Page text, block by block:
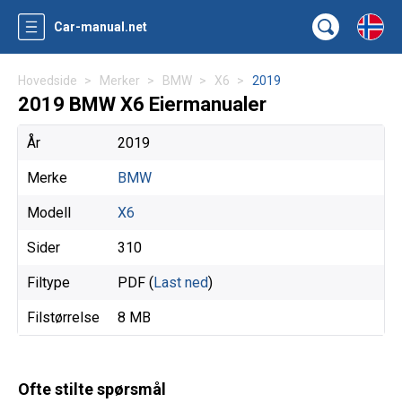
Car-manual.net
Hovedside Merker BMW X6 2019
2019 BMW X6 Eiermanualer
År 2019
Merke BMW
Modell X6
Sider 310
Filtype PDF (Last ned)
Filstørrelse 8 MB
Ofte stilte spørsmål